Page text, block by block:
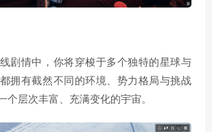
剧情中，你将穿梭于多个独特的星球与
拥有截然不同的环境、势力格局与挑战
个层次丰富、充满变化的宇宙。